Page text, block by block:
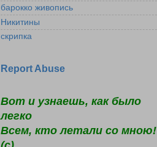
барокко живопись
Никитины
скрипка
Report Abuse
Вот и узнаешь, как было
легко
Всем, кто летали со мною!